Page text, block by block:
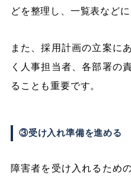
どを整理し、一覧表など
また、採用計画の立案に
く人事担当者、各部署の
ることも重要です。
③受け入れ準備を進める
障害者を受け入れるため